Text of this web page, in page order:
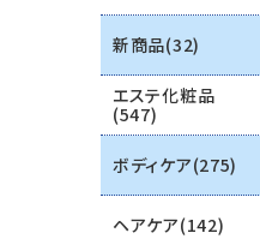
ブランド一覧
ご利用ガイド
プライバシーポリシー
特定商取引法について
新商品(32)
エステ化粧品
(547)
ボディケア(275)
ヘアケア(142)